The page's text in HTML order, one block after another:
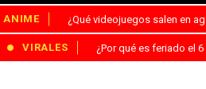
ANIME ¿Qué videojuegos salen en
VIRALES ¿Por qué es feriado el